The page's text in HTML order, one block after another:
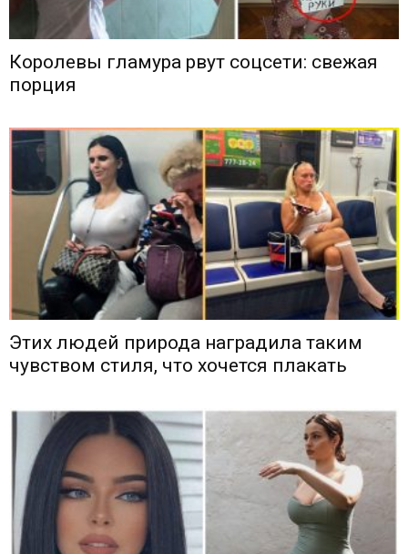
Королевы гламура рвут соцсети: свежая
порция
Этих людей природа наградила таким
чувством стиля, что хочется плакать